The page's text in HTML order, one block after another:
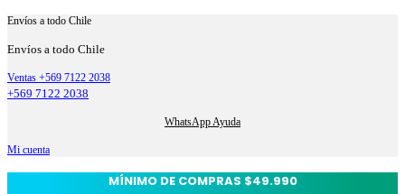
Envíos a todo Chile
Envíos a todo Chile
Ventas +569 7122 2038
+569 7122 2038
WhatsApp Ayuda
Mi cuenta
MÍNIMO DE COMPRAS $49.990